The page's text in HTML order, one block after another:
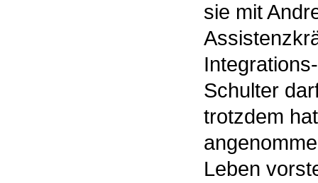
sie mit
Schulter
trotzdem
Leben